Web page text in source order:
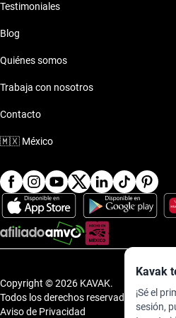
Dodge Caliber 2020 de 700 mil
Dodge Caliber 2020 de 750 mil
Dodge Caliber 2020 de 850 mil
Dodge Caliber 2020 de 900 mil
Dodge Caliber 2020 de 950 mil
Kavak
¡Sé el
sesión,
Testimoniales
Blog
Quiénes somos
Trabaja con nosotros
Contacto
🇲🇽 México
Copyright © 2026 KAVAK.
Todos los derechos reservados.
Aviso de Privacidad